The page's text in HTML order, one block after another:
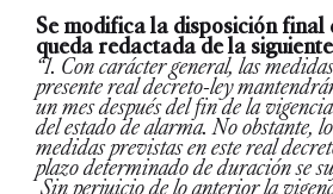
Se modifica la disposición final
queda redactada de la
“1. Con carácter general, las
presente real decreto-ley
un mes después del fin de la
del estado de alarma. No obstante,
medidas previstas en este real
plazo determinado de duración se
Sin perjuicio de lo anterior la